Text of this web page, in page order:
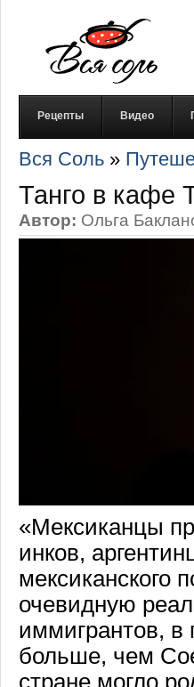
Рецепты Видео
Вся Соль »
Танго в кафе
Автор: Ольга
«Мексиканцы
инков,
мексиканского
очевидную
иммигрантов,
больше, чем
стране могло